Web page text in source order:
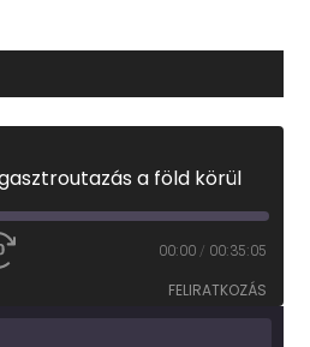
a föld körül
00:00 / 00:35:05
FELIRATKOZÁS